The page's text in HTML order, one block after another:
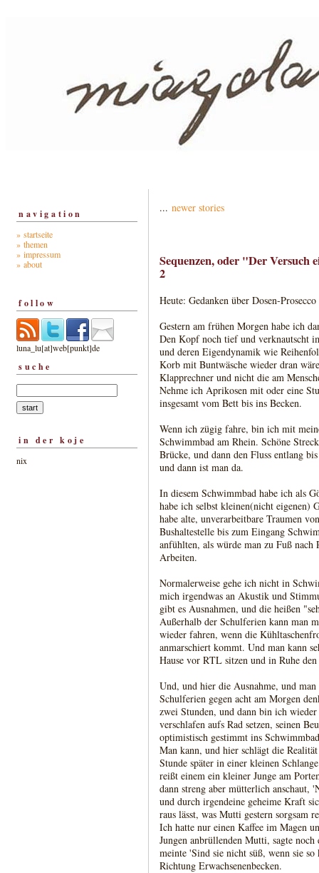
navigation
» startseite
» themen
» impressum
» about
follow
luna_lu[at]web[punkt]de
suche
in der koje
nix
... newer stories
Sequenzen, oder "Der
2
Heute: Gedanken über Dosen-
Gestern am frühen Morgen habe ich
Den Kopf noch tief und verknautscht
und deren Eigendynamik wie
Korb mit Buntwäsche wieder dran
Klapprechner und nicht die am
Nehme ich Aprikosen mit oder eine
insgesamt vom Bett bis ins Becken.
Wenn ich zügig fahre, bin ich mit
Schwimmbad am Rhein. Schöne
Brücke, und dann den Fluss entlang
und dann ist man da.
In diesem Schwimmbad habe ich als
habe ich selbst kleinen(nicht eigenen)
habe alte, unverarbeitbare Traumen
Bushaltestelle bis zum Eingang
anfühlten, als würde man zu Fuß nach
Arbeiten.
Normalerweise gehe ich nicht in
mich irgendwas an Akustik und
gibt es Ausnahmen, und die heißen
Außerhalb der Schulferien kann man
wieder fahren, wenn die
anmarschiert kommt. Und man kann
Hause vor RTL sitzen und in Ruhe
Und, und hier die Ausnahme, und
Schulferien gegen acht am Morgen
zwei Stunden, und dann bin ich
verschlafen aufs Rad setzen, seinen
optimistisch gestimmt ins
Man kann, und hier schlägt die
Stunde später in einer kleinen
reißt einem ein kleiner Junge am
dann streng aber mütterlich
und durch irgendeine geheime Kraft
raus lässt, was Mutti gestern sorgsam
Ich hatte nur einen Kaffee im Magen
Jungen anbrüllenden Mutti, sagte
meinte 'Sind sie nicht süß, wenn sie
Richtung Erwachsenenbecken.